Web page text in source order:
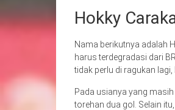
Hokky
Nama berikutnya adalah
harus terdegradasi dari
tidak perlu di ragukan
Pada usianya yang
torehan dua gol. Selain